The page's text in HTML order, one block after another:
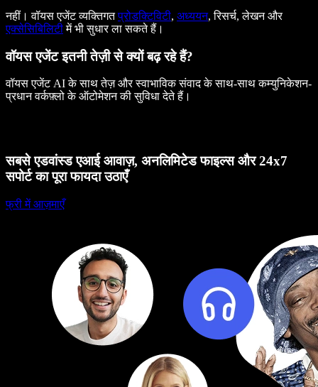
नहीं। वॉयस एजेंट व्यक्तिगतप्रोडक्टिविटी, अध्ययन, रिसर्च, लेखन और
एक्सेसिबिलिटीमें भी सुधार ला सकते हैं।
वॉयस एजेंट इतनी तेज़ी से क्यों बढ़ रहे हैं?
वॉयस एजेंट AI के साथ तेज़ और स्वाभाविक संवाद के साथ-साथ कम्युनिकेशन-
प्रधान वर्कफ़्लो के ऑटोमेशन की सुविधा देते हैं।
सबसे एडवांस्ड एआई आवाज़, अनलिमिटेड फाइल्स और 24x7
सपोर्ट का पूरा फायदा उठाएँ
फ्री में आज़माएँ